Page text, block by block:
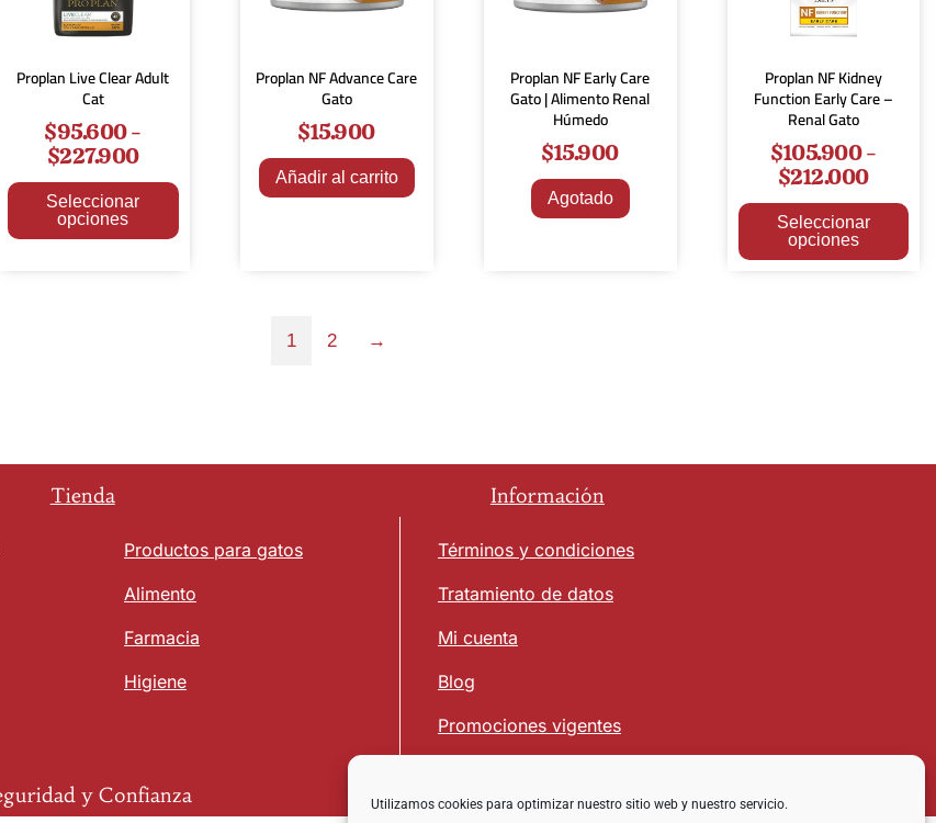
Utilizamos cookies para optimizar nuestro sitio web y nuestro servicio.
Proplan Live Clear Adult
Cat
$95.600-
$227.900
Seleccionar
opciones
Proplan NF Advance Care
Gato
$15.900
Añadir al carrito
Proplan NF Early Care
Gato | Alimento Renal
Húmedo
$15.900
Agotado
Proplan NF Kidney
Function Early Care –
Renal Gato
$105.900-
$212.000
Seleccionar
opciones
1 2 →
Tienda Información
Productos para gatos
Alimento
Farmacia
Higiene
Términos y condiciones
Tratamiento de datos
Mi cuenta
Blog
Promociones vigentes
y Confianza